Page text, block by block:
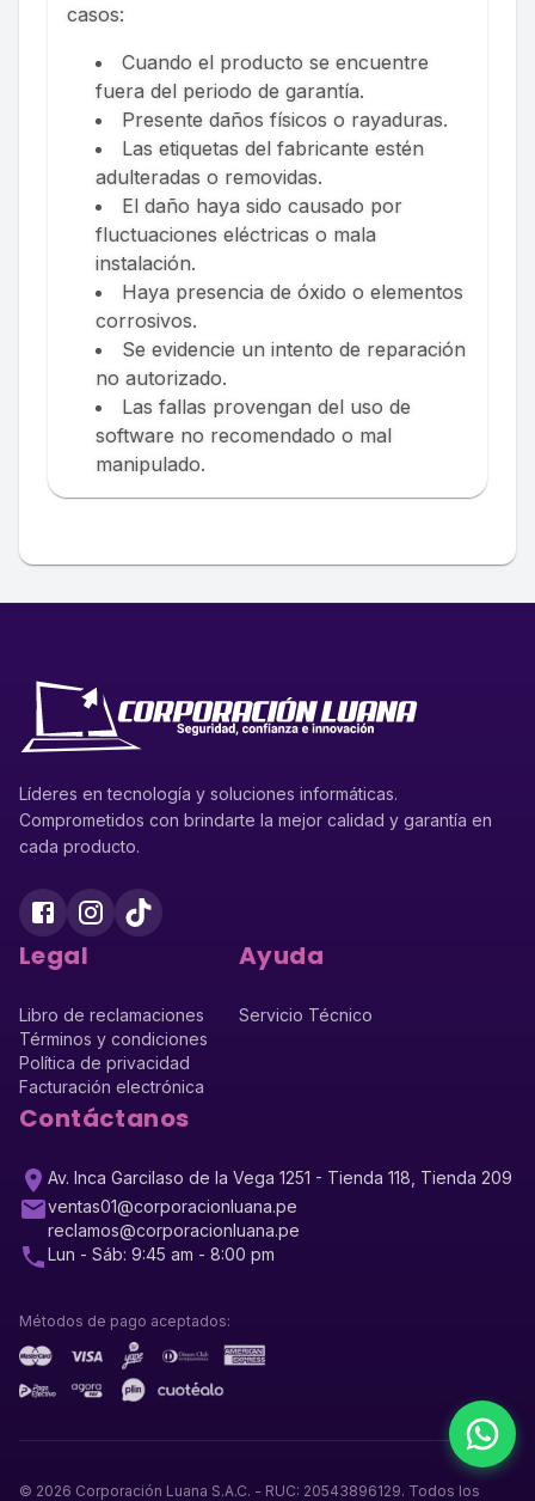
casos:
Cuando el producto se encuentre
fuera del periodo de garantía.
Presente daños físicos o rayaduras.
Las etiquetas del fabricante estén
adulteradas o removidas.
El daño haya sido causado por
fluctuaciones eléctricas o mala
instalación.
Haya presencia de óxido o elementos
corrosivos.
Se evidencie un intento de reparación
no autorizado.
Las fallas provengan del uso de
software no recomendado o mal
manipulado.
Líderes en tecnología y soluciones informáticas.
Comprometidos con brindarte la mejor calidad y garantía en
cada producto.
Legal
Libro de reclamaciones
Términos y condiciones
Política de privacidad
Facturación electrónica
Ayuda
Servicio Técnico
Contáctanos
Av. Inca Garcilaso de la Vega 1251 - Tienda 118, Tienda 209
ventas01@corporacionluana.pe
reclamos@corporacionluana.pe
Lun - Sáb: 9:45 am - 8:00 pm
Métodos de pago aceptados:
© 2026 Corporación Luana S.A.C. - RUC: 20543896129. Todos los